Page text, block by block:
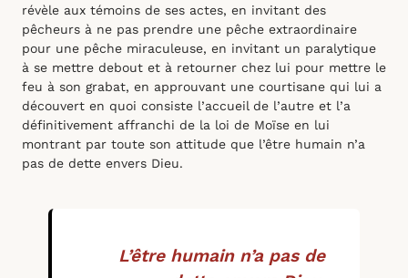
révèle aux témoins de ses actes, en invitant des
pêcheurs à ne pas prendre une pêche extraordinaire
pour une pêche miraculeuse, en invitant un paralytique
à se mettre debout et à retourner chez lui pour mettre le
feu à son grabat, en approuvant une courtisane qui lui a
découvert en quoi consiste l’accueil de l’autre et l’a
définitivement affranchi de la loi de Moïse en lui
montrant par toute son attitude que l’être humain n’a
pas de dette envers Dieu.
L’être humain n’a pas de